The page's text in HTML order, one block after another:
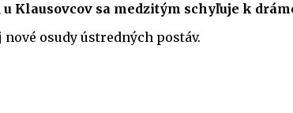
Klausovcov sa medzitým schyľuje k
osudy ústredných postáv.